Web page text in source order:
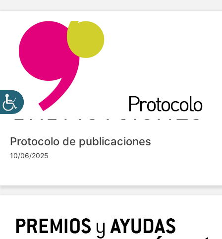
Protocolo de publicaciones
10/06/2025